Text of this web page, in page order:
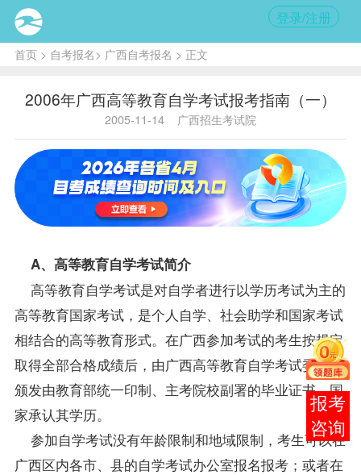
登录/注册
首页> 自考报名> 广西自考报名 > 正文
2006年广西高等教育自学考试报考指南（一）
2005-11-14 广西招生考试院
A、高等教育自学考试简介
高等教育自学考试是对自学者进行以学历考试为主的
高等教育国家考试，是个人自学、社会助学和国家考试
相结合的高等教育形式。在广西参加考试的考生按规定
取得全部合格成绩后，由广西高等教育自学考试委员会
颁发由教育部统一印制、主考院校副署的毕业证书，国
家承认其学历。
参加自学考试没有年龄限制和地域限制，考生可以在
广西区内各市、县的自学考试办公室报名报考；或者在
在线
客服